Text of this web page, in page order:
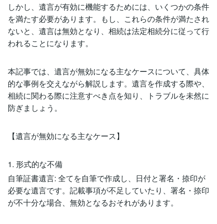
しかし、遺言が有効に機能するためには、いくつかの条件
を満たす必要があります。もし、これらの条件が満たされ
ないと、遺言は無効となり、相続は法定相続分に従って行
われることになります。
本記事では、遺言が無効になる主なケースについて、具体
的な事例を交えながら解説します。遺言を作成する際や、
相続に関わる際に注意すべき点を知り、トラブルを未然に
防ぎましょう。
【遺言が無効になる主なケース】
1. 形式的な不備
自筆証書遺言: 全てを自筆で作成し、日付と署名・捺印が
必要な遺言です。記載事項が不足していたり、署名・捺印
が不十分な場合、無効となるおそれがあります。